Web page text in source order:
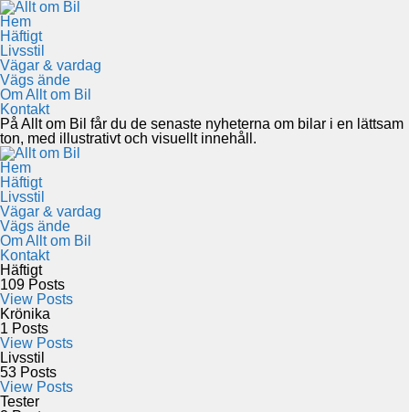
Hem
Häftigt
Livsstil
Vägar & vardag
Vägs ände
Om Allt om Bil
Kontakt
På Allt om Bil får du de senaste nyheterna om bilar i en lättsam
ton, med illustrativt och visuellt innehåll.
Hem
Häftigt
Livsstil
Vägar & vardag
Vägs ände
Om Allt om Bil
Kontakt
Häftigt
109 Posts
View Posts
Krönika
1 Posts
View Posts
Livsstil
53 Posts
View Posts
Tester